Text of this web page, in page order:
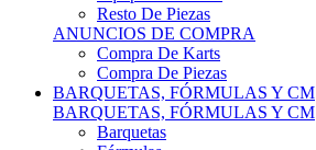
ANUNCIOS DE COMPRA
Compra De Karts
Compra De Piezas
BARQUETAS, FÓRMULAS Y CM
BARQUETAS, FÓRMULAS Y CM
Barquetas
Fórmulas
Cm